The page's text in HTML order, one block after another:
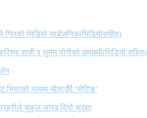
भिडियो सार्बजनिक(भिडियोसहित)
शाही र सुमन योगीको छमछमी(भिडियो सहित)
नाममा मौलाउँदै ‘सेटिङ’
चुकुल लगाइ दियो सुरक्षा